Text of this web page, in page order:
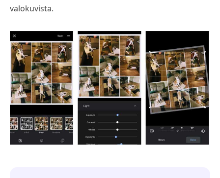
valokuvista.